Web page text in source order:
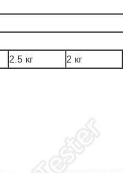
2.5 кг 2 кг